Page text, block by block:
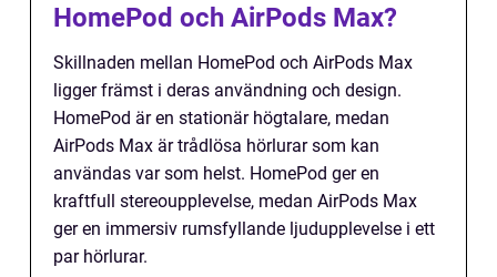
HomePod och AirPods Max?
Skillnaden mellan HomePod och AirPods Max
ligger främst i deras användning och design.
HomePod är en stationär högtalare, medan
AirPods Max är trådlösa hörlurar som kan
användas var som helst. HomePod ger en
kraftfull stereoupplevelse, medan AirPods Max
ger en immersiv rumsfyllande ljudupplevelse i ett
par hörlurar.